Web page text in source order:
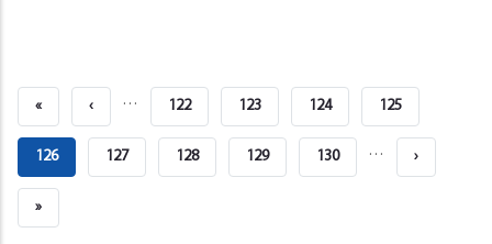
First
« Previous
Page
‹ … Page
122 Page
123 Page
124 Page
125
Page
Courante
126 Page
127 Page
128 Page
129 Page
130 … Next
›
Last
»